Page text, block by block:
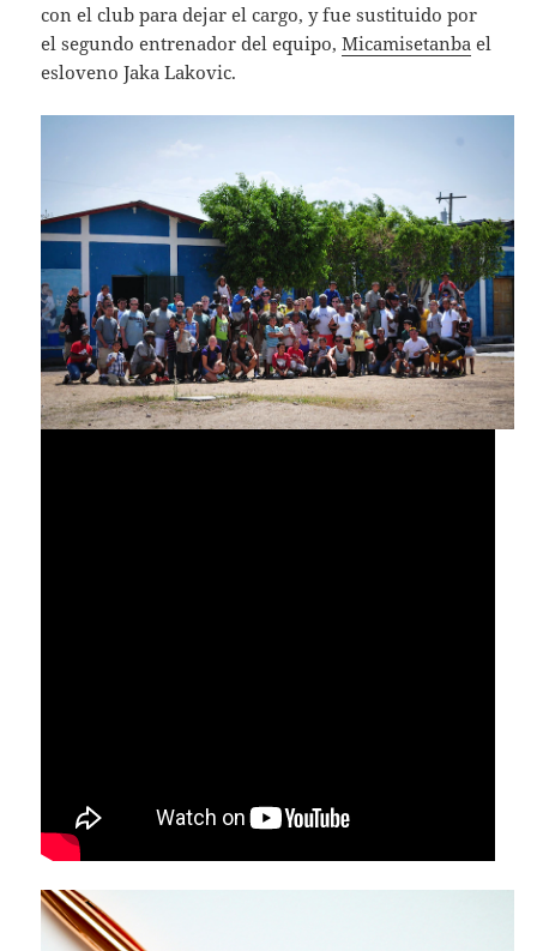
con el club para dejar el cargo, y fue sustituido por
el segundo entrenador del equipo,Micamisetanba el
esloveno Jaka Lakovic.